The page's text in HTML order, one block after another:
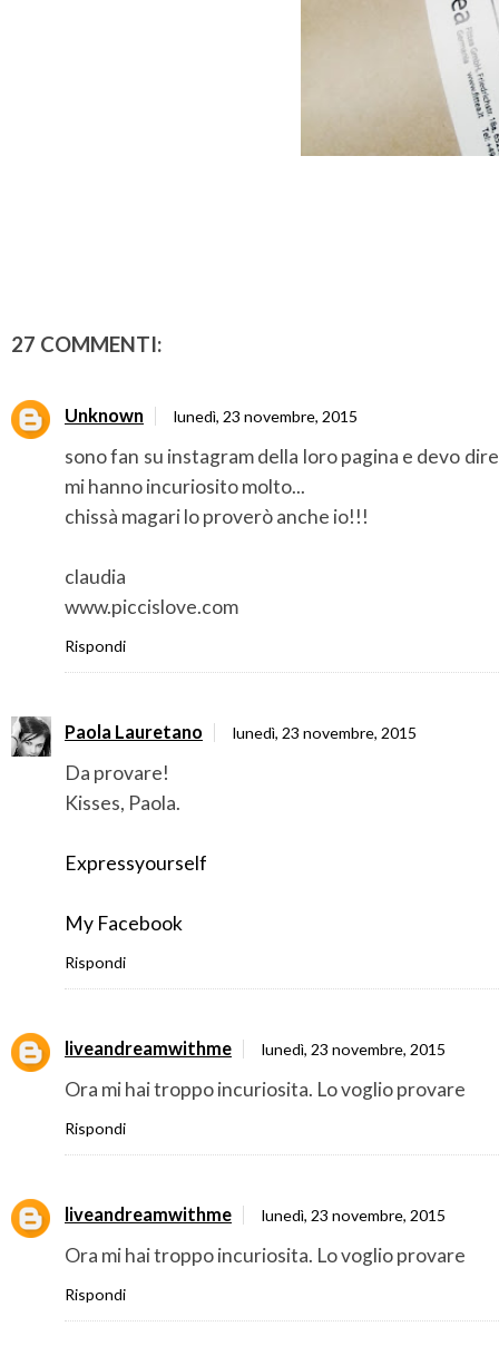
27 COMMENTI:
Unknown lunedì, 23 novembre, 2015
sono fan su instagram della loro pagina e devo
mi hanno incuriosito molto...
chissà magari lo proverò anche io!!!
claudia
www.piccislove.com
Rispondi
Paola Lauretano lunedì, 23 novembre, 2015
Da provare!
Kisses, Paola.
Expressyourself
My Facebook
Rispondi
liveandreamwithme lunedì, 23 novembre, 2015
Ora mi hai troppo incuriosita. Lo voglio provare
Rispondi
liveandreamwithme lunedì, 23 novembre, 2015
Ora mi hai troppo incuriosita. Lo voglio provare
Rispondi